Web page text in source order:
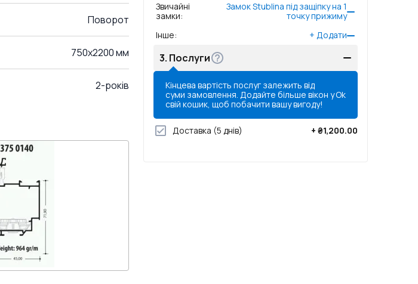
Поворот
750x2200 мм
2-років
Звичайні
замки:
Замок Stublina під защіпку на 1
точку прижиму
Інше: + Додати
3. Послуги
Кінцева вартість послуг залежить від
суми замовлення. Додайте більше вікон у
свій кошик, щоб побачити вашу вигоду!
Ok
Доставка (5 днів) + ₴1,200.00